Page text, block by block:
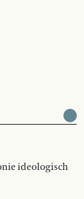
ideologisch